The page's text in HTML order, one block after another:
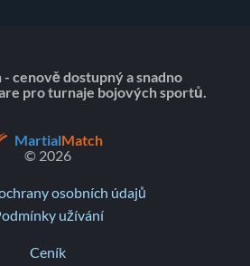
cenově dostupný a snadno
pro turnaje bojových sportů.
MartialMatch
© 2026
osobních údajů
užívání
Ceník